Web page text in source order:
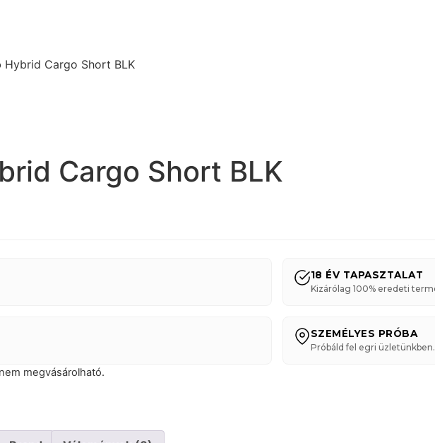
Hybrid Cargo Short BLK
Cargo Short BLK
18 ÉV TAPASZTALAT
Kizárólag 100% eredeti
SZEMÉLYES PRÓBA
Próbáld fel egri üzletünkben.
megvásárolható.